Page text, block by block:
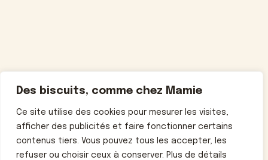
Des biscuits, comme chez Mamie
Ce site utilise des cookies pour mesurer les visites,
afficher des publicités et faire fonctionner certains
contenus tiers. Vous pouvez tous les accepter, les
refuser ou choisir ceux à conserver. Plus de détails